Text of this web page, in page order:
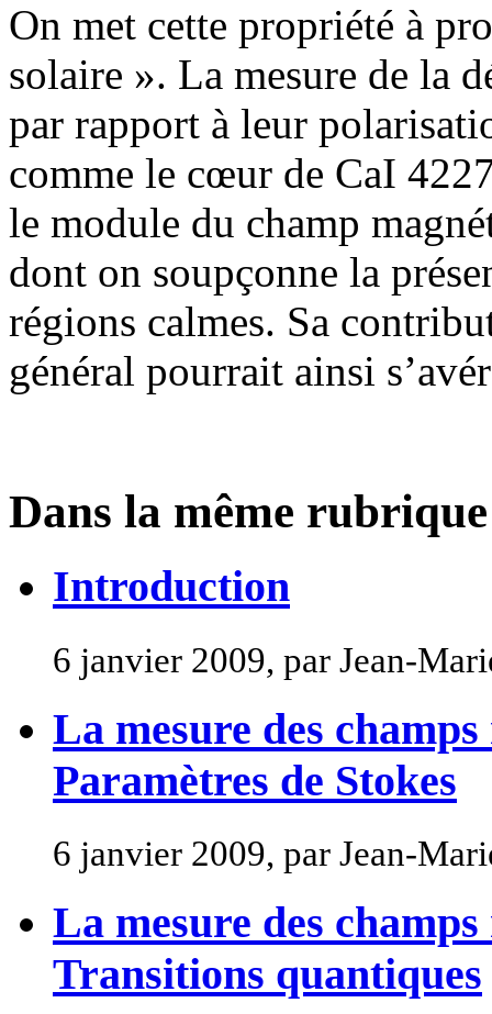
On met cette propriété à
solaire ». La mesure de la
par rapport à leur
comme le cœur de CaI
le module du champ
dont on soupçonne la
régions calmes. Sa
général pourrait ainsi
Dans la même rubrique
Introduction
6 janvier 2009, par Jean-
La mesure des
Paramètres de Stokes
6 janvier 2009, par Jean-
La mesure des
Transitions quantiques